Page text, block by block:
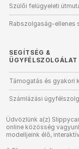
Szülői felügyeleti
Rabszolgaság-ellenes
SEGÍTSÉG &
ÜGYFÉLSZOLGÁLAT
Támogatás és gyakori
Számlázási
Üdvözlünk a(z)
online közösség
modelljeink élő,